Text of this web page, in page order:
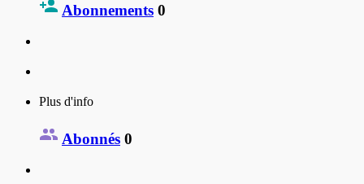
Abonnements 0
Plus d'info
Abonnés 0